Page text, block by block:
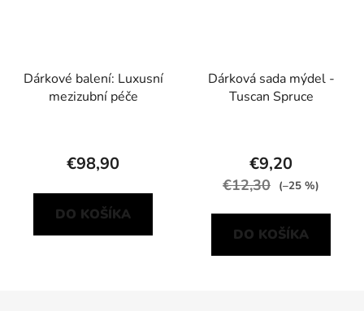
Dárkové balení: Luxusní
mezizubní péče
€98,90
DO KOŠÍKA
Dárková sada mýdel -
Tuscan Spruce
€9,20
€12,30 (–25 %)
DO KOŠÍKA